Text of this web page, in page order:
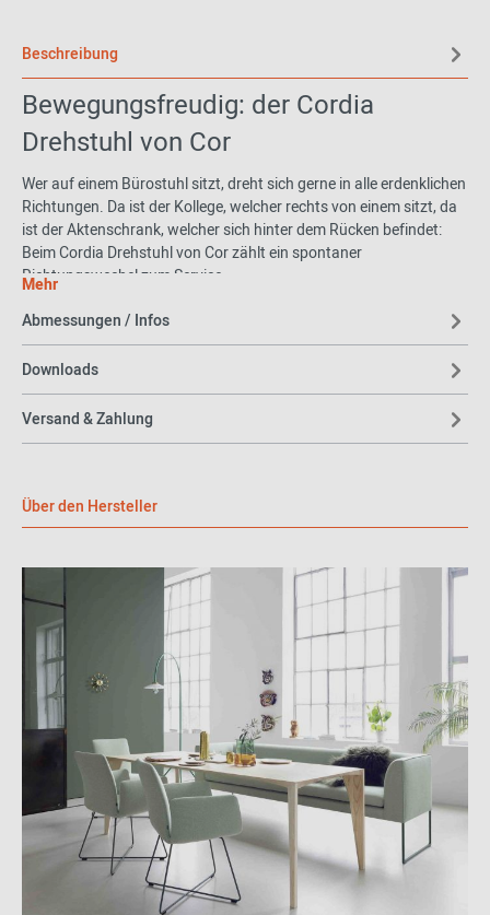
Beschreibung
Bewegungsfreudig: der Cordia
Drehstuhl von Cor
Wer auf einem Bürostuhl sitzt, dreht sich gerne in alle erdenklichen
Richtungen. Da ist der Kollege, welcher rechts von einem sitzt, da
ist der Aktenschrank, welcher sich hinter dem Rücken befindet:
Beim Cordia Drehstuhl von Cor zählt ein spontaner
Richtungswechel zum Service.
Der Clou: Sie können Cordia individuell konfigurieren. Es ist sogar
möglich, für außen und innen andere Bezüge zu wählen. Wenn wir
schon beim Thema Bezug sind: Das i-Tüpfelchen ist eine
Cor - Design mit Herz
bereits mit zahlreichen Design-Preisen ausgezeichnet, unter
'Cor' leitet sich übrigens aus dem Lateinischen ab, wo es ‚Herz‘
bedeutet. Der Firmensitz befindet sich in Rheda-Wiedenbrück.
Material und Format
Der Cor Design Stuhl verfügt über ein robustes 4-Fuß-Gestell aus
poliertem Aluminium. Wie bereits erwähnt, können Sie
verschiedene Bezüge wählen, zum Beispiel einen eleganten
Lederbezug auf der Außenseite und einen weichen Stoffbezug auf
der Innenseite.
In Sachen Rücken stapelt der Cordia Drehstuhl eher tief, will
heißen, die Rückenlehne ist niedrig. Wir bieten den Cordia Stuhl auf
Wunsch auch mit einem hohen Rücken an. Zum Schutz
Ihres Bodens sind die Design-Stühle mit Gleitern ausgestattet –
wahlweise mit Filz- oder Kunststoffgleitern.
Mehr
Abmessungen / Infos
Downloads
Versand & Zahlung
Über den Hersteller